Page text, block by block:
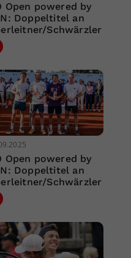
Open powered by
Doppeltitel an
Schwärzler
Open powered by
Doppeltitel an
Schwärzler